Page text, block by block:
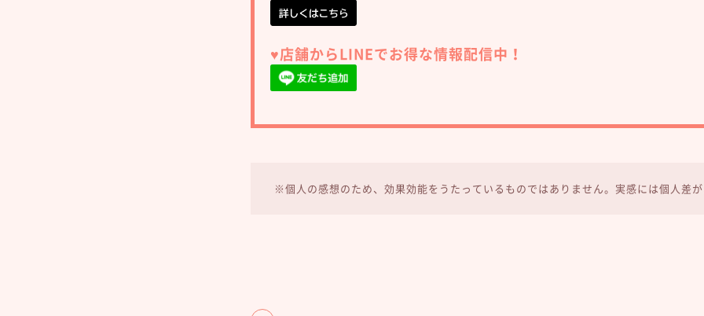
♥︎店舗からLINEでお得な情報配信中！
※個人の感想のため、効果効能をうたっているものではありません。実感には個人差が